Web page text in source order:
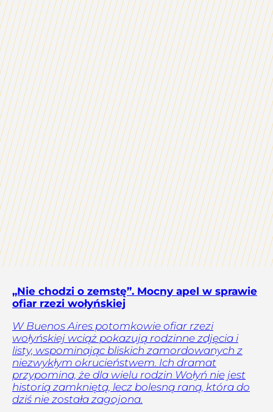
„Nie chodzi o zemstę”. Mocny apel w sprawie
ofiar rzezi wołyńskiej
W Buenos Aires potomkowie ofiar rzezi
wołyńskiej wciąż pokazują rodzinne zdjęcia i
listy, wspominając bliskich zamordowanych z
niezwykłym okrucieństwem. Ich dramat
przypomina, że dla wielu rodzin Wołyń nie jest
historią zamkniętą, lecz bolesną raną, która do
dziś nie została zagojona.